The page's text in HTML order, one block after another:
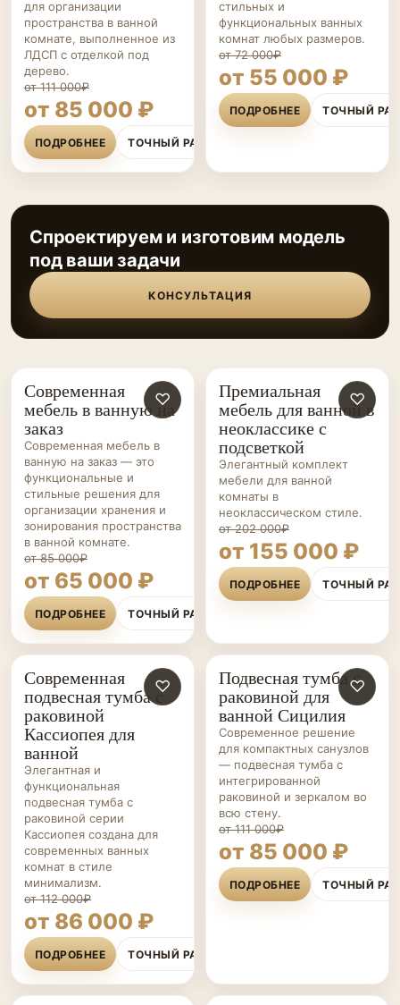
для организации
пространства в ванной
комнате, выполненное из
ЛДСП с отделкой под
дерево.
от 111 000₽
от 85 000 ₽
ПОДРОБНЕЕ ТОЧНЫЙ РАСЧЁТ
стильных и
функциональных ванных
комнат любых размеров.
от 72 000₽
от 55 000 ₽
ПОДРОБНЕЕ ТОЧНЫЙ
Спроектируем и изготовим модель
под ваши задачи
КОНСУЛЬТАЦИЯ
МЕБЕЛЬ ДЛЯ
ВАННОЙ НА ЗАКАЗ
♡
Современная
мебель в ванную на
заказ
Современная мебель в
ванную на заказ — это
функциональные и
стильные решения для
организации хранения и
зонирования пространства
в ванной комнате.
от 85 000₽
от 65 000 ₽
ПОДРОБНЕЕ ТОЧНЫЙ РАСЧЁТ
МЕБЕЛЬ ДЛЯ
ВАННОЙ НА ЗАКАЗ
♡
Премиальная
мебель для ванной в
неоклассике с
подсветкой
Элегантный комплект
мебели для ванной
комнаты в
неоклассическом стиле.
от 202 000₽
от 155 000 ₽
ПОДРОБНЕЕ ТОЧНЫЙ
МЕБЕЛЬ ДЛЯ
ВАННОЙ НА ЗАКАЗ
♡
Современная
подвесная тумба с
раковиной
Кассиопея для
ванной
Элегантная и
функциональная
подвесная тумба с
раковиной серии
Кассиопея создана для
современных ванных
комнат в стиле
минимализм.
от 112 000₽
от 86 000 ₽
ПОДРОБНЕЕ ТОЧНЫЙ РАСЧЁТ
МЕБЕЛЬ ДЛЯ
ВАННОЙ НА ЗАКАЗ
♡
Подвесная тумба с
раковиной для
ванной Сицилия
Современное решение
для компактных санузлов
— подвесная тумба с
интегрированной
раковиной и зеркалом во
всю стену.
от 111 000₽
от 85 000 ₽
ПОДРОБНЕЕ ТОЧНЫЙ